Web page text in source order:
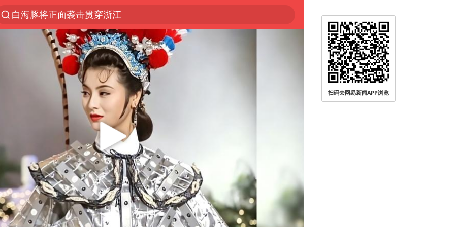
白海豚将正面袭击贯穿浙江
男童模仿奥特曼从高处跳下致骨折
名创优品一次性内裤 颜面尽失
视频丨中国东方电气集团原党组副书记、董事宋致远被查
香港宏福苑火灾或由烟头引起
实时追踪台风白海豚
浙江台州《告全体市民书》
女主硬加吻戏短剧已下架
上海多家景点临时闭园或调整运营时间
郑丽文：台湾从来没有“独立”过
董璇小酒窝朵朵为佟丽娅庆生
扫码去网易新闻APP浏览